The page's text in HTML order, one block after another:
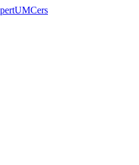
UMCers